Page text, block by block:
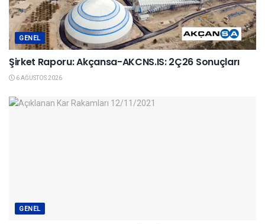
GENEL
Şirket Raporu: Akçansa-AKCNS.IS: 2Ç26 Sonuçları
6 AĞUSTOS 2026
GENEL